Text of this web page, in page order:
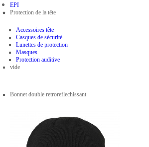
EPI
Protection de la tête
Accessoires tête
Casques de sécurité
Lunettes de protection
Masques
Protection auditive
vide
Bonnet double retroreflechissant